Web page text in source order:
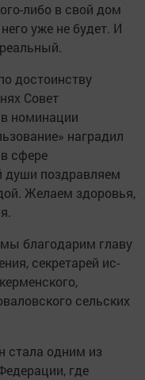
либо в свой дом
уже не будет. И
до­стоинству
Совет
номинации
на­градил
сфере
души поздравляем
Желаем здоровья,
благодарим главу
секретарей ис­
сельских
ста­ла одним из
где